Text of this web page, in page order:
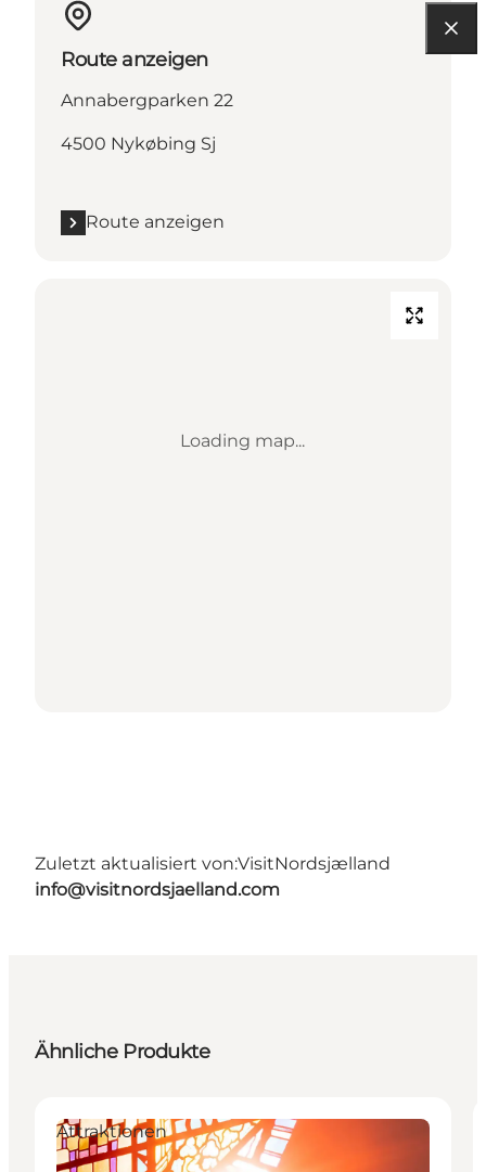
Route anzeigen
Annabergparken 22
4500 Nykøbing Sj
Route anzeigen
Loading map...
Zuletzt aktualisiert von:VisitNordsjælland
info@visitnordsjaelland.com
Ähnliche Produkte
Attraktionen